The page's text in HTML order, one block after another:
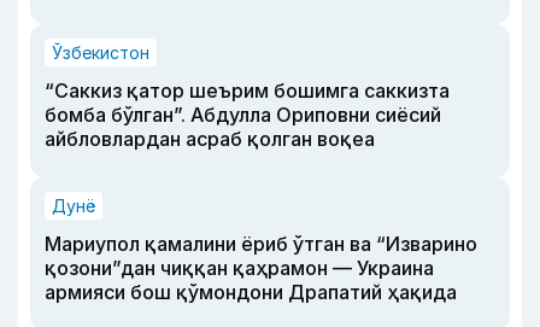
Ўзбекистон
“Саккиз қатор шеърим бошимга саккизта
бомба бўлган”. Абдулла Ориповни сиёсий
айбловлардан асраб қолган воқеа
Дунё
Мариупол қамалини ёриб ўтган ва “Изварино
қозони”дан чиққан қаҳрамон — Украина
армияси бош қўмондони Драпатий ҳақида